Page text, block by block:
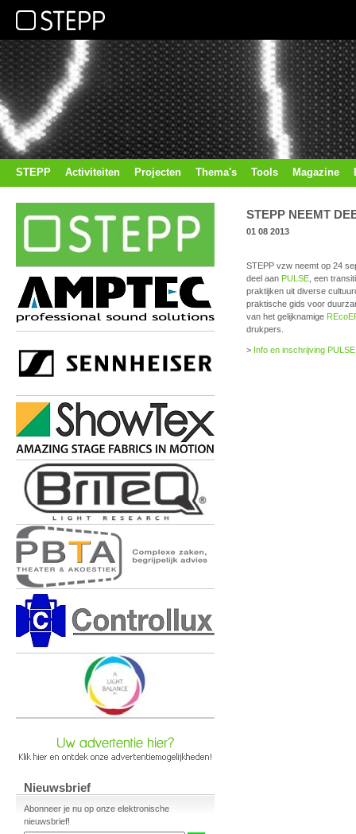
STEPP Activiteiten Projecten Thema's Tools Magazine
Nieuwsbrief
Abonneer je nu op onze elektronische
nieuwsbrief!
STEPP NEEMT
01 08 2013
STEPP vzw neemt op 24
deel aan PULSE , een
praktijken uit diverse
praktische gids voor
van het gelijknamige
drukpers.
> Info en inschrijving PULSE